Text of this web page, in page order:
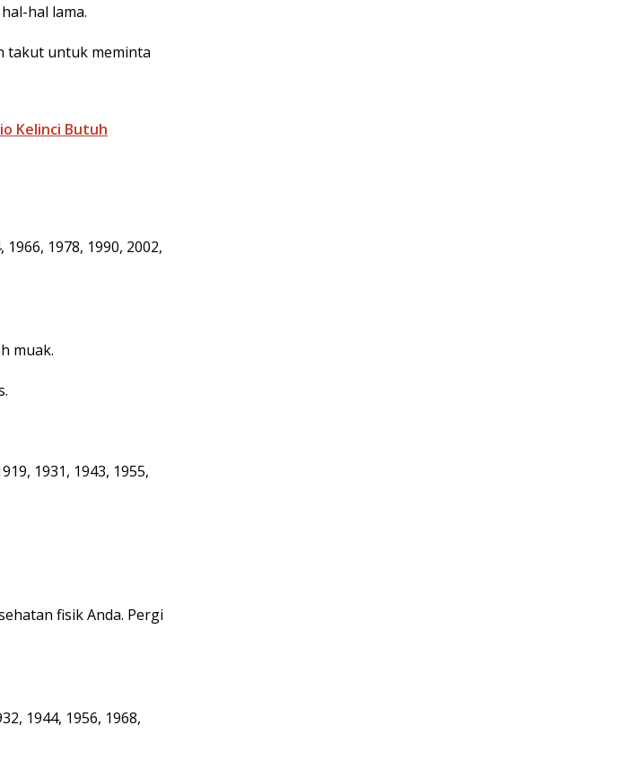
hal lama.
takut untuk meminta
Kelinci Butuh
1978, 1990, 2002,
muak.
1931, 1943, 1955,
fisik Anda. Pergi
1944, 1956, 1968,